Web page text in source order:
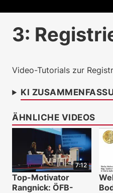
3:
Video-Tutorials zur
KI
ÄHNLICHE VIDEOS
7:12
Top-Motivator
Rangnick: ÖFB-